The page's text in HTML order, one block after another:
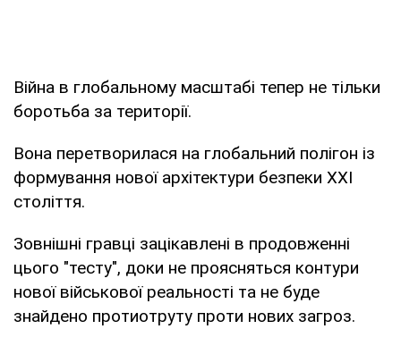
Війна в глобальному масштабі тепер не тільки
боротьба за території.
Вона перетворилася на глобальний полігон із
формування нової архітектури безпеки XXI
століття.
Зовнішні гравці зацікавлені в продовженні
цього "тесту", доки не проясняться контури
нової військової реальності та не буде
знайдено протиотруту проти нових загроз.